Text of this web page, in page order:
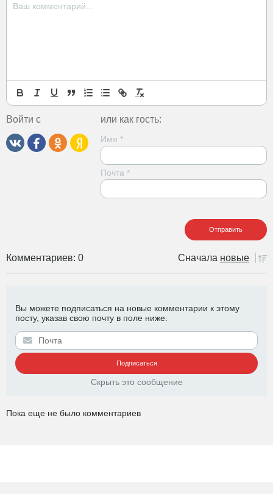
Войти с или как гость:
Имя *
Почта *
Комментариев: 0 Сначала новые
Вы можете подписаться на новые комментарии к этому
посту, указав свою почту в поле ниже:
Скрыть это сообщение
Пока еще не было комментариев